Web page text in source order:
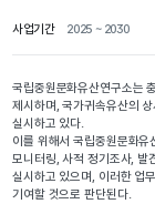
사업기간 2025 ~ 2030
국립중원문화유산연구소는
제시하며, 국가귀속유산의
실시하고 있다.
이를 위해서 국립중원문화
모니터링, 사적 정기조사, 발
실시하고 있으며, 이러한 업
기여할 것으로 판단된다.